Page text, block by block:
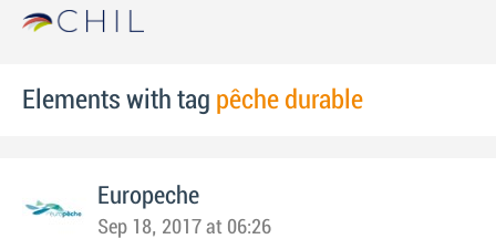
Elements with tag pêche durable
Europeche
Sep 18, 2017 at 06:26